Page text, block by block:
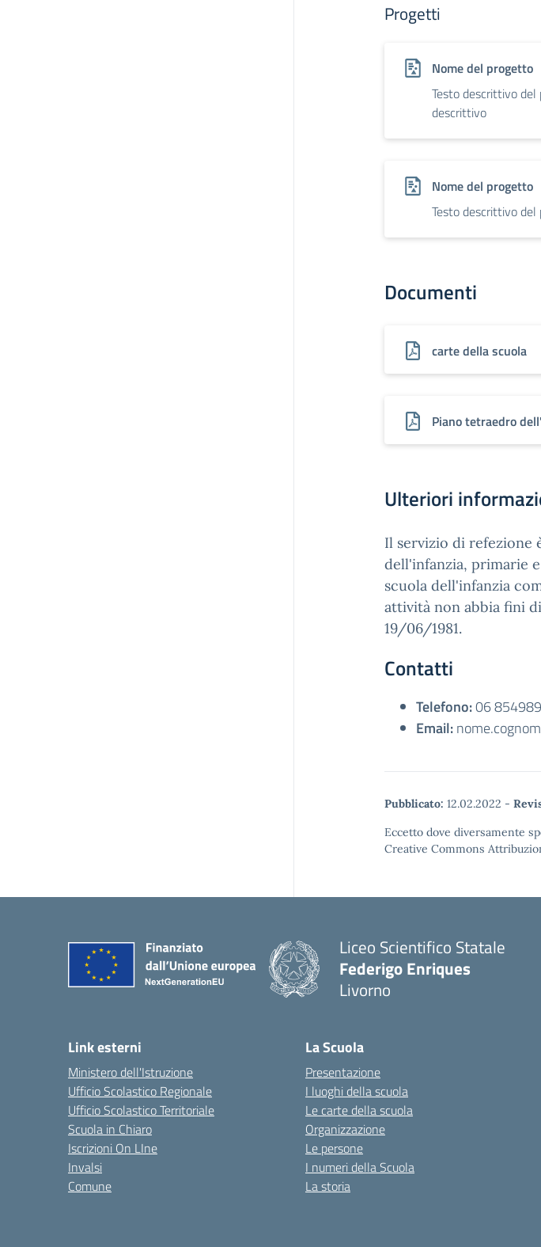
Progetti
Nome del progetto
Testo descrittivo
descrittivo
Nome del progetto
Testo descrittivo
Documenti
carte della scuola
Piano tetraedro
Ulteriori
Il servizio di refezione
dell'infanzia, primarie
scuola dell'infanzia
attività non abbia fini
19/06/1981.
Contatti
Telefono:06
Email:
Pubblicato: 12.02.2022 -
Eccetto dove diversamente
Creative Commons
Liceo Scientifico Statale
Federigo Enriques
Livorno
Link esterni
Ministero dell'Istruzione
Ufficio Scolastico Regionale
Ufficio Scolastico Territoriale
Scuola in Chiaro
Iscrizioni On LIne
Invalsi
Comune
La Scuola
Presentazione
I luoghi della scuola
Le carte della scuola
Organizzazione
Le persone
I numeri della Scuola
La storia